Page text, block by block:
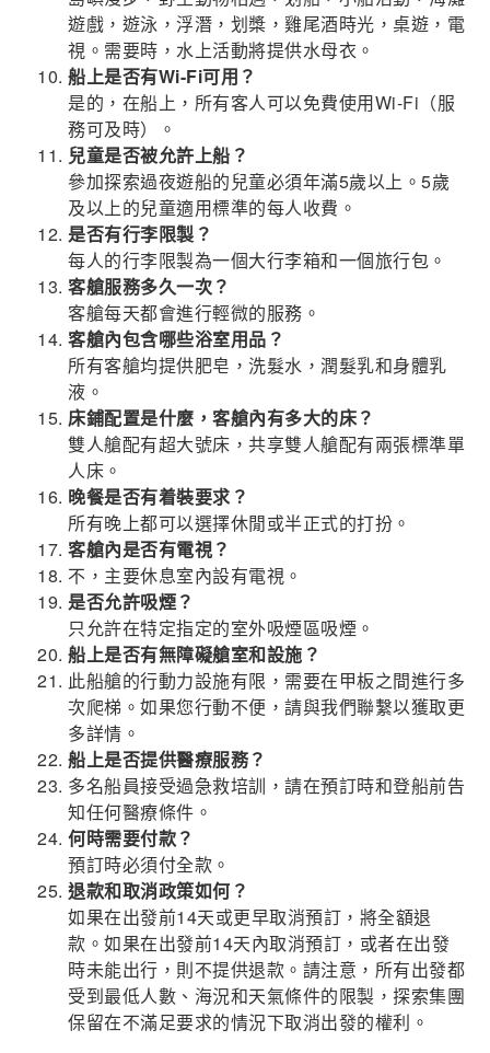
遊戲，遊泳，浮潛，划槳，雞尾酒時光，桌遊，電
視。需要時，水上活動將提供水母衣。
船上是否有Wi-Fi可用？
是的，在船上，所有客人可以免費使用Wi-Fi（服
務可及時）。
兒童是否被允許上船？
參加探索過夜遊船的兒童必須年滿5歲以上。5歲
及以上的兒童適用標準的每人收費。
是否有行李限製？
每人的行李限製為一個大行李箱和一個旅行包。
客艙服務多久一次？
客艙每天都會進行輕微的服務。
客艙內包含哪些浴室用品？
所有客艙均提供肥皂，洗髮水，潤髮乳和身體乳
液。
床鋪配置是什麼，客艙內有多大的床？
雙人艙配有超大號床，共享雙人艙配有兩張標準單
人床。
晚餐是否有着裝要求？
所有晚上都可以選擇休閒或半正式的打扮。
客艙內是否有電視？
不，主要休息室內設有電視。
是否允許吸煙？
只允許在特定指定的室外吸煙區吸煙。
船上是否有無障礙艙室和設施？
此船艙的行動力設施有限，需要在甲板之間進行多
次爬梯。如果您行動不便，請與我們聯繫以獲取更
多詳情。
船上是否提供醫療服務？
多名船員接受過急救培訓，請在預訂時和登船前告
知任何醫療條件。
何時需要付款？
預訂時必須付全款。
退款和取消政策如何？
如果在出發前14天或更早取消預訂，將全額退
款。如果在出發前14天內取消預訂，或者在出發
時未能出行，則不提供退款。請注意，所有出發都
受到最低人數、海況和天氣條件的限製，探索集團
保留在不滿足要求的情況下取消出發的權利。